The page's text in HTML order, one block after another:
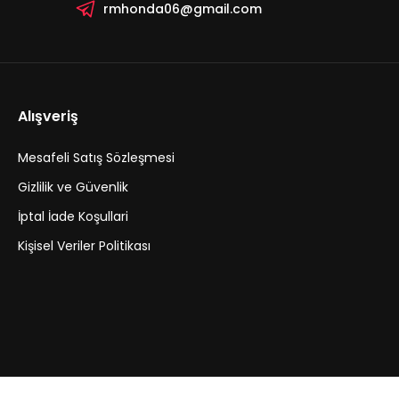
rmhonda06@gmail.com
Alışveriş
Mesafeli Satış Sözleşmesi
Gizlilik ve Güvenlik
İptal İade Koşullari
Kişisel Veriler Politikası